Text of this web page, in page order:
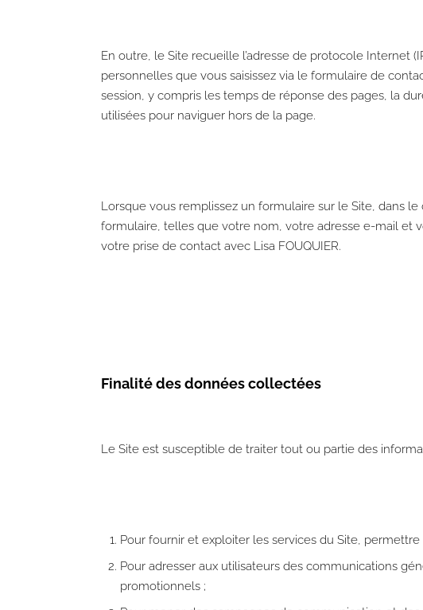
En outre, le Site recueille l’adresse de protocole Internet
personnelles que vous saisissez via le formulaire de
session, y compris les temps de réponse des pages, la
utilisées pour naviguer hors de la page.
Lorsque vous remplissez un formulaire sur le Site, dans
formulaire, telles que votre nom, votre adresse e-mail et
votre prise de contact avec Lisa FOUQUIER.
​Finalité des données collectées
Le Site est susceptible de traiter tout ou partie des
Pour fournir et exploiter les services du Site,
Pour adresser aux utilisateurs des communications
promotionnels ;